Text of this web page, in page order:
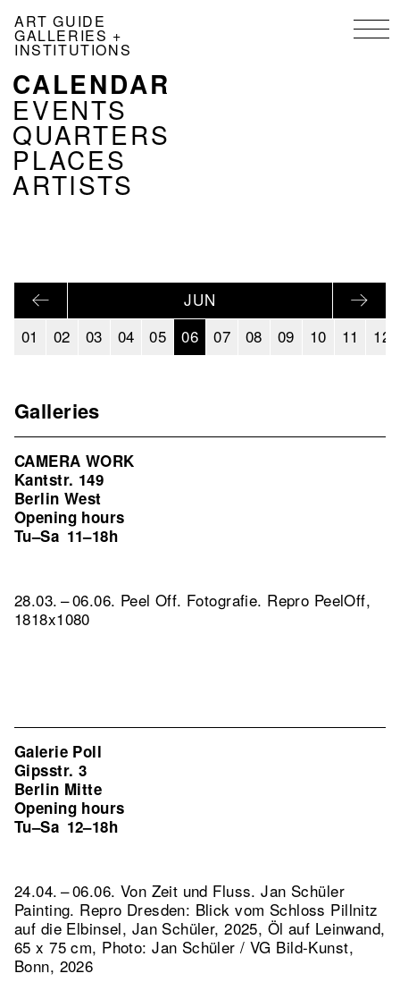
main
ART GUIDE
GALLERIES +
INSTITUTIONS
NAVIGATION
KALENDER
EN
CALENDAR
EVENTS
QUARTERS
PLACES
ARTISTS
JUN
01
02 03 04 05 06 07 08 09 10 11 12
Galleries
CAMERA WORK
Kantstr. 149
Berlin West
Opening hours
Tu–Sa 11–18h
28.03. – 06.06. Peel Off. Fotografie. Repro PeelOff,
1818x1080
Galerie Poll
Gipsstr. 3
Berlin Mitte
Opening hours
Tu–Sa 12–18h
24.04. – 06.06. Von Zeit und Fluss. Jan Schüler
Painting. Repro Dresden: Blick vom Schloss Pillnitz
auf die Elbinsel, Jan Schüler, 2025, Öl auf Leinwand,
65 x 75 cm, Photo: Jan Schüler / VG Bild-Kunst,
Bonn, 2026